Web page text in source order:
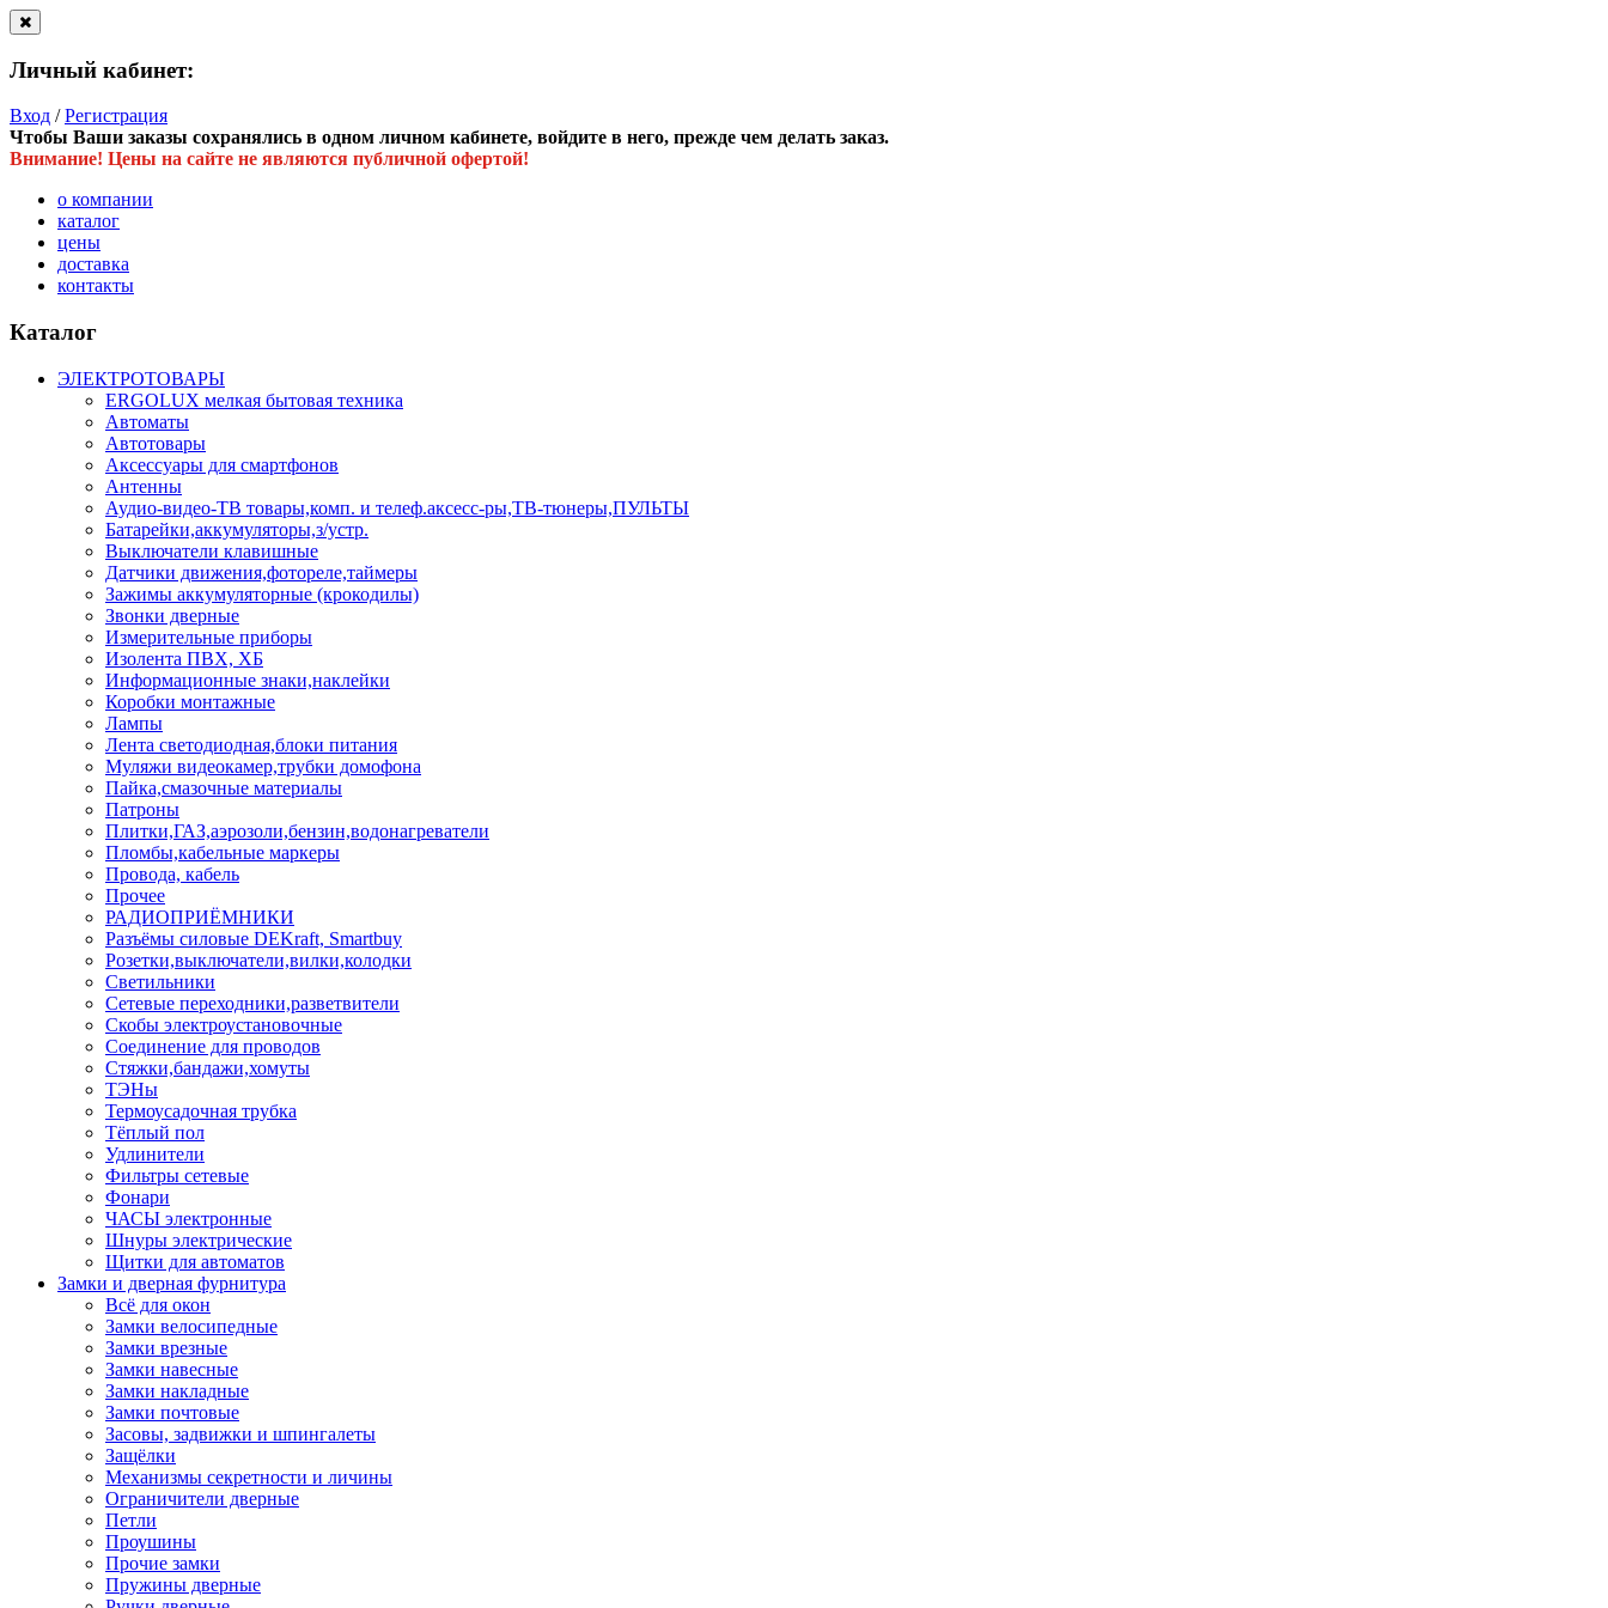
Личный кабинет:
Вход /Регистрация
Чтобы Ваши заказы сохранялись в одном личном кабинете, войдите в него, прежде чем делать заказ.
Внимание! Цены на сайте не являются публичной офертой!
о компании
каталог
цены
доставка
контакты
Каталог
ЭЛЕКТРОТОВАРЫ
ERGOLUX мелкая бытовая техника
Автоматы
Автотовары
Аксессуары для смартфонов
Антенны
Аудио-видео-ТВ товары,комп. и телеф.аксесс-ры,ТВ-тюнеры,ПУЛЬТЫ
Батарейки,аккумуляторы,з/устр.
Выключатели клавишные
Датчики движения,фотореле,таймеры
Зажимы аккумуляторные (крокодилы)
Звонки дверные
Измерительные приборы
Изолента ПВХ, ХБ
Информационные знаки,наклейки
Коробки монтажные
Лампы
Лента светодиодная,блоки питания
Муляжи видеокамер,трубки домофона
Пайка,смазочные материалы
Патроны
Плитки,ГАЗ,аэрозоли,бензин,водонагреватели
Пломбы,кабельные маркеры
Провода, кабель
Прочее
РАДИОПРИЁМНИКИ
Разъёмы силовые DEKraft, Smartbuy
Розетки,выключатели,вилки,колодки
Светильники
Сетевые переходники,разветвители
Скобы электроустановочные
Соединение для проводов
Стяжки,бандажи,хомуты
ТЭНы
Термоусадочная трубка
Тёплый пол
Удлинители
Фильтры сетевые
Фонари
ЧАСЫ электронные
Шнуры электрические
Щитки для автоматов
Замки и дверная фурнитура
Всё для окон
Замки велосипедные
Замки врезные
Замки навесные
Замки накладные
Замки почтовые
Засовы, задвижки и шпингалеты
Защёлки
Механизмы секретности и личины
Ограничители дверные
Петли
Проушины
Прочие замки
Пружины дверные